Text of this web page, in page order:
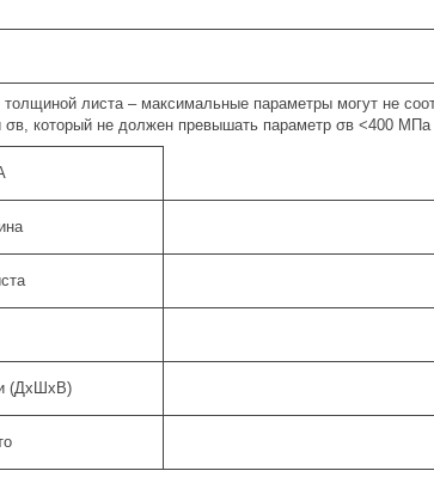
листа – максимальные параметры могут не
σв, который не должен превышать параметр σв <400
(ДхШхВ)